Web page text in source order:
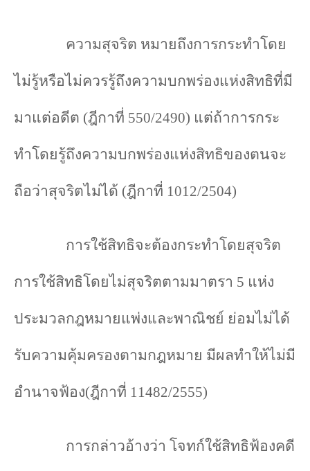
ความสุจริต หมายถึงการกระทำโดย
ไม่รู้หรือไม่ควรรู้ถึงความบกพร่องแห่งสิทธิที่มี
มาแต่อดีต (ฎีกาที่ 550/2490) แต่ถ้าการกระ
ทำโดยรู้ถึงความบกพร่องแห่งสิทธิของตนจะ
ถือว่าสุจริตไม่ได้ (ฎีกาที่ 1012/2504)
การใช้สิทธิจะต้องกระทำโดยสุจริต
การใช้สิทธิโดยไม่สุจริตตามมาตรา 5 แห่ง
ประมวลกฎหมายแพ่งและพาณิชย์ ย่อมไม่ได้
รับความคุ้มครองตามกฎหมาย มีผลทำให้ไม่มี
อำนาจฟ้อง(ฎีกาที่ 11482/2555)
การกล่าวอ้างว่า โจทก์ใช้สิทธิฟ้องคดี